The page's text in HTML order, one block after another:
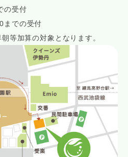
の受付
までの受付
等加算の対象となります。